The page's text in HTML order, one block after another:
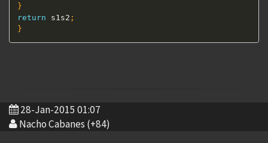
}
return s1s2 ;
}
28-Jan-2015 01:07
Nacho Cabanes (+84)